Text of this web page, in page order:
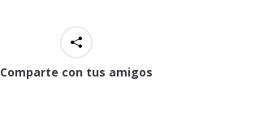
Comparte con tus amigos